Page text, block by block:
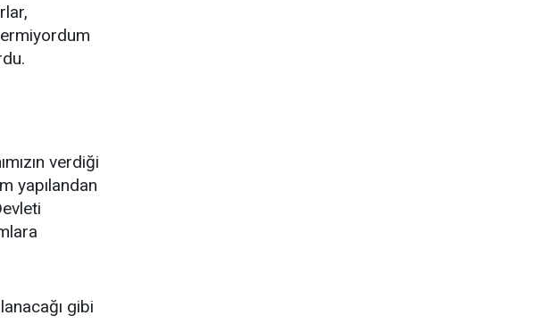
verdiği
yapılandan
gibi